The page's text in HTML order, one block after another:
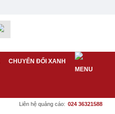
CHUYỂN ĐỔI XANH
Liên hệ quảng cáo: 024 36321588